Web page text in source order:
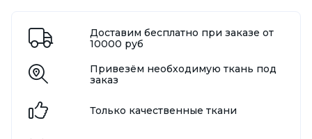
Доставим бесплатно при заказе от
10000 руб
Привезём необходимую ткань под
заказ
Только качественные ткани